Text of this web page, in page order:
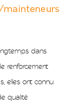
dans
renforcement
elles ont connu
qualité